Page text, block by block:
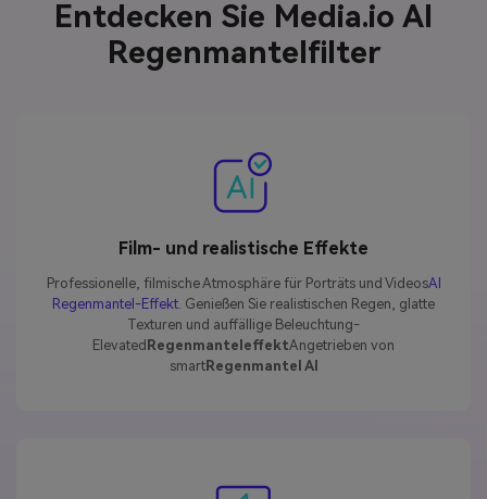
Entdecken Sie Media.io AI
Regenmantelfilter
Film- und realistische Effekte
Professionelle, filmische Atmosphäre für Porträts und VideosAI
Regenmantel-Effekt . Genießen Sie realistischen Regen, glatte
Texturen und auffällige Beleuchtung-
ElevatedRegenmanteleffektAngetrieben von
smartRegenmantel AI